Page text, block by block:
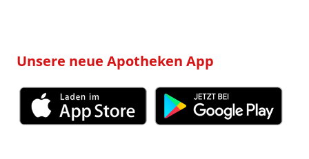
Unsere neue Apotheken App